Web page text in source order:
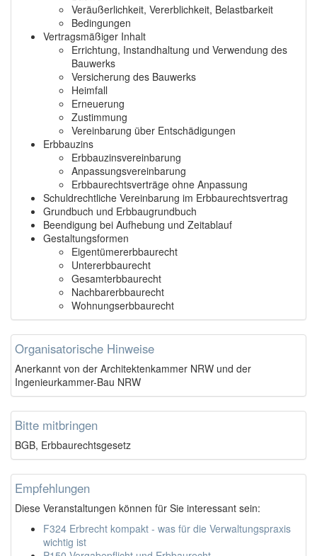
Veräußerlichkeit, Vererblichkeit, Belastbarkeit
Bedingungen
Vertragsmäßiger Inhalt
Errichtung, Instandhaltung und Verwendung des
Bauwerks
Versicherung des Bauwerks
Heimfall
Erneuerung
Zustimmung
Vereinbarung über Entschädigungen
Erbbauzins
Erbbauzinsvereinbarung
Anpassungsvereinbarung
Erbbaurechtsverträge ohne Anpassung
Schuldrechtliche Vereinbarung im Erbbaurechtsvertrag
Grundbuch und Erbbaugrundbuch
Beendigung bei Aufhebung und Zeitablauf
Gestaltungsformen
Eigentümererbbaurecht
Untererbbaurecht
Gesamterbbaurecht
Nachbarerbbaurecht
Wohnungserbbaurecht
Organisatorische Hinweise
Anerkannt von der Architektenkammer NRW und der
Ingenieurkammer-Bau NRW
Bitte mitbringen
BGB, Erbbaurechtsgesetz
Empfehlungen
Diese Veranstaltungen können für Sie interessant sein:
F324 Erbrecht kompakt - was für die Verwaltungspraxis
wichtig ist